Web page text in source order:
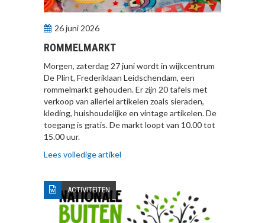
26 juni 2026
ROMMELMARKT
Morgen, zaterdag 27 juni wordt in wijkcentrum
De Plint, Frederiklaan Leidschendam, een
rommelmarkt gehouden. Er zijn 20 tafels met
verkoop van allerlei artikelen zoals sieraden,
kleding, huishoudelijke en vintage artikelen. De
toegang is gratis. De markt loopt van 10.00 tot
15.00 uur.
Lees volledige artikel
ACTIVITEITEN